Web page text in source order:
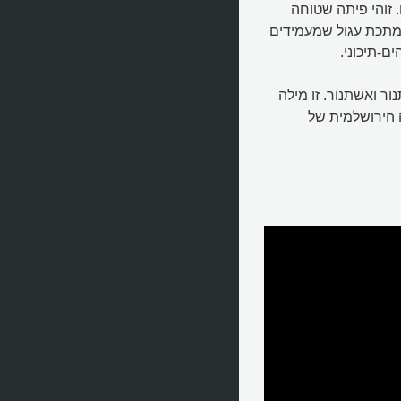
פיתה שטוחה
עגול שמעמידים
תיכוני.
ואשתנור. זו מילה
הירושלמית של